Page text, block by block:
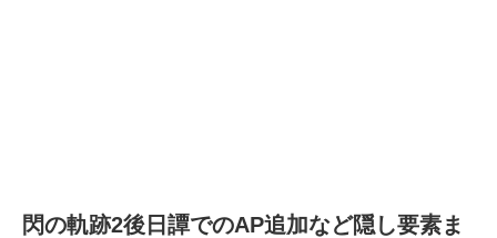
閃の軌跡2後日譚でのAP追加など隠し要素ま